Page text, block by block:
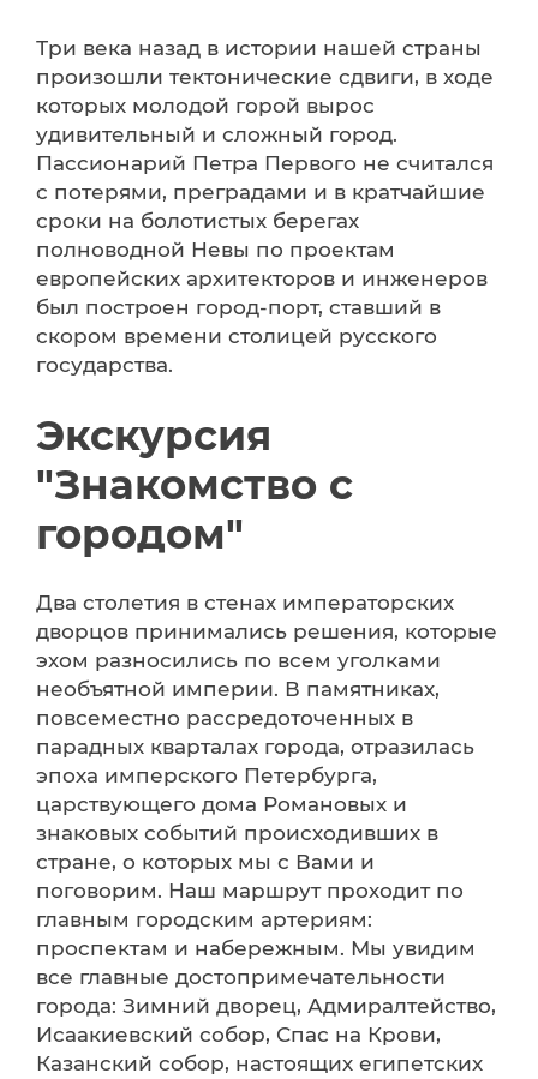
Три века назад в истории нашей страны
произошли тектонические сдвиги, в ходе
которых молодой горой вырос
удивительный и сложный город.
Пассионарий Петра Первого не считался
с потерями, преградами и в кратчайшие
сроки на болотистых берегах
полноводной Невы по проектам
европейских архитекторов и инженеров
был построен город-порт, ставший в
скором времени столицей русского
государства.
Экскурсия
"Знакомство с
городом"
Два столетия в стенах императорских
дворцов принимались решения, которые
эхом разносились по всем уголками
необъятной империи. В памятниках,
повсеместно рассредоточенных в
парадных кварталах города, отразилась
эпоха имперского Петербурга,
царствующего дома Романовых и
знаковых событий происходивших в
стране, о которых мы с Вами и
поговорим. Наш маршрут проходит по
главным городским артериям:
проспектам и набережным. Мы увидим
все главные достопримечательности
города: Зимний дворец, Адмиралтейство,
Исаакиевский собор, Спас на Крови,
Казанский собор, настоящих египетских